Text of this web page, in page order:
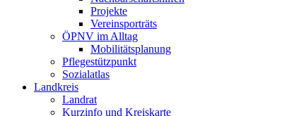
Projekte
Vereinsporträts
ÖPNV im Alltag
Mobilitätsplanung
Pflegestützpunkt
Sozialatlas
Landkreis
Landrat
Kurzinfo und Kreiskarte